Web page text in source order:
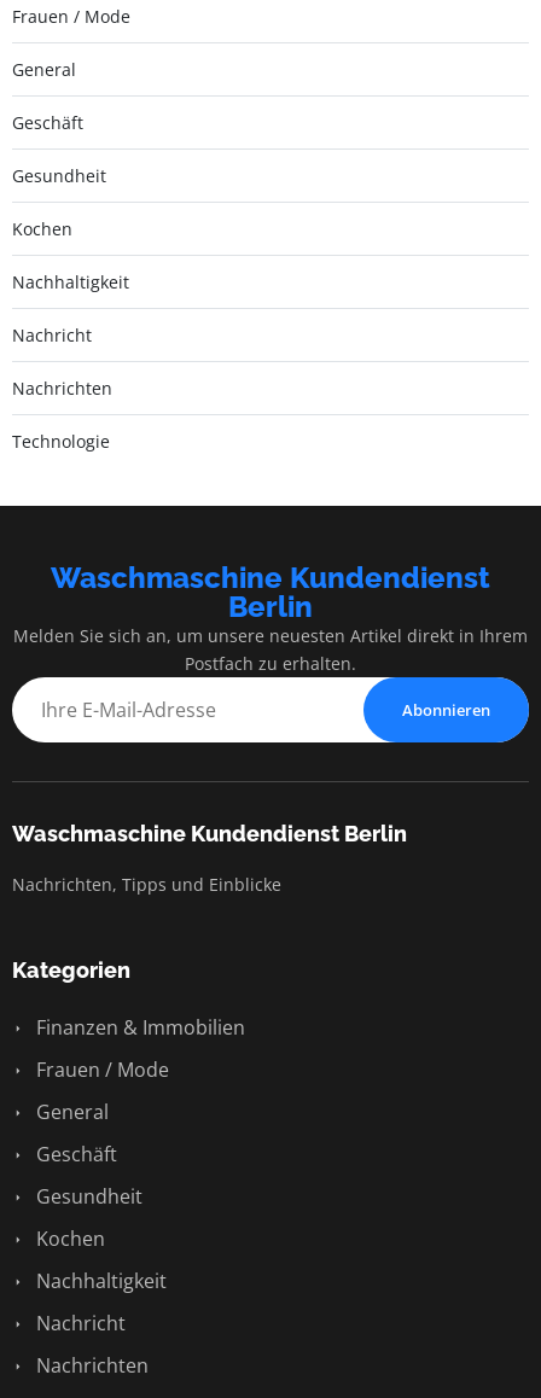
Frauen / Mode
General
Geschäft
Gesundheit
Kochen
Nachhaltigkeit
Nachricht
Nachrichten
Technologie
Waschmaschine Kundendienst
Berlin
Melden Sie sich an, um unsere neuesten Artikel direkt in Ihrem
Postfach zu erhalten.
Abonnieren
Waschmaschine Kundendienst Berlin
Nachrichten, Tipps und Einblicke
Kategorien
Finanzen & Immobilien
Frauen / Mode
General
Geschäft
Gesundheit
Kochen
Nachhaltigkeit
Nachricht
Nachrichten